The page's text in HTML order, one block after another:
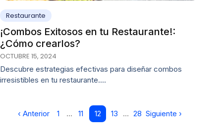
Restaurante
¡Combos Exitosos en tu Restaurante!:
¿Cómo crearlos?
OCTUBRE 15, 2024
Descubre estrategias efectivas para diseñar combos
irresistibles en tu restaurante.…
‹ Anterior 1 … 11 12 13 … 28 Siguiente ›